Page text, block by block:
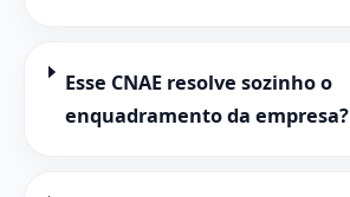
Esse CNAE resolve sozinho o
enquadramento da empresa?